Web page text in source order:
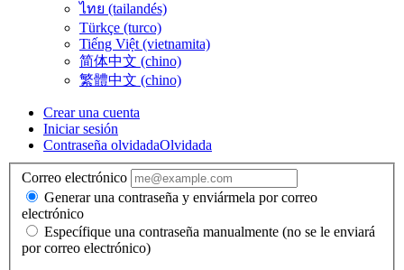
ไทย (tailandés)
Türkçe (turco)
Tiếng Việt (vietnamita)
简体中文 (chino)
繁體中文 (chino)
Crear una cuenta
Iniciar sesión
Contraseña olvidadaOlvidada
Correo electrónico
Generar una contraseña y enviármela por correo
electrónico
Específique una contraseña manualmente (no se le enviará
por correo electrónico)